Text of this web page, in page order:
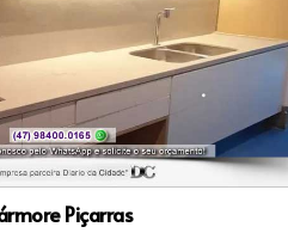
Piçarras